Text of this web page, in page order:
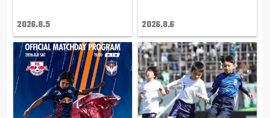
2026.8.5 2026.8.6